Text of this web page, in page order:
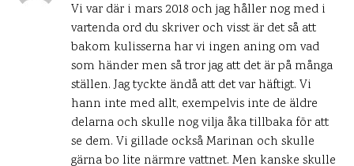
Vi var där i mars 2018 och jag håller nog med i
vartenda ord du skriver och visst är det så att
bakom kulisserna har vi ingen aning om vad
som händer men så tror jag att det är på många
ställen. Jag tyckte ändå att det var häftigt. Vi
hann inte med allt, exempelvis inte de äldre
delarna och skulle nog vilja åka tillbaka för att
se dem. Vi gillade också Marinan och skulle
gärna bo lite närmre vattnet. Men kanske skulle